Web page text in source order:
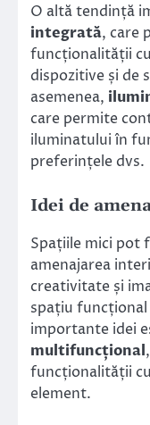
O altă tendință
integrată, care
funcționalității
dispozitive și de
asemenea,
care permite
iluminatului în
preferințele dvs.
Idei de
Spațiile mici pot
amenajarea
creativitate și
spațiu funcțional
importante idei
multifuncțional
funcționalității
element.